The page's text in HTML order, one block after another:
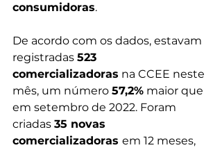
consumidoras.
De acordo com os dados, estavam
registradas 523
comercializadoras na CCEE neste
mês, um número 57,2% maior que
em setembro de 2022. Foram
criadas 35 novas
comercializadoras em 12 meses,